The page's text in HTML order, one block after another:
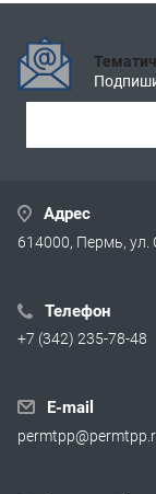
Адрес
614000, Пермь, ул.
Телефон
+7 (342) 235-78-48
E-mail